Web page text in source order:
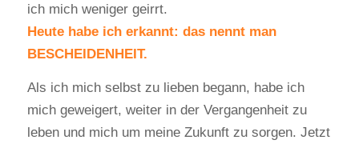
ich mich weniger geirrt.
Heute habe ich erkannt: das nennt man
BESCHEIDENHEIT.
Als ich mich selbst zu lieben begann, habe ich
mich geweigert, weiter in der Vergangenheit zu
leben und mich um meine Zukunft zu sorgen. Jetzt